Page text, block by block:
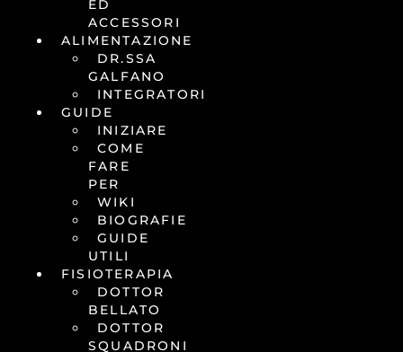
ED
ACCESSORI
ALIMENTAZIONE
DR.SSA
GALFANO
INTEGRATORI
GUIDE
INIZIARE
COME
FARE
PER
WIKI
BIOGRAFIE
GUIDE
UTILI
FISIOTERAPIA
DOTTOR
BELLATO
DOTTOR
SQUADRONI